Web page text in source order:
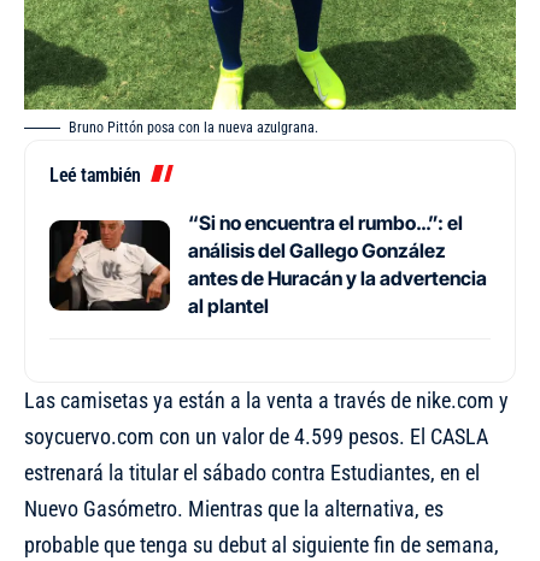
Bruno Pittón posa con la nueva azulgrana.
Leé también
“Si no encuentra el rumbo…”: el
análisis del Gallego González
antes de Huracán y la advertencia
al plantel
Las camisetas ya están a la venta a través de nike.com y
soycuervo.com con un valor de 4.599 pesos. El CASLA
estrenará la titular el sábado contra Estudiantes, en el
Nuevo Gasómetro. Mientras que la alternativa, es
probable que tenga su debut al siguiente fin de semana,